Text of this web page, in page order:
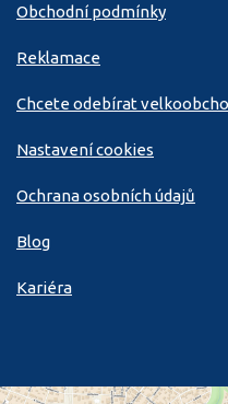
Obchodní podmínky
Reklamace
Chcete odebírat
Nastavení cookies
Ochrana osobních údajů
Blog
Kariéra